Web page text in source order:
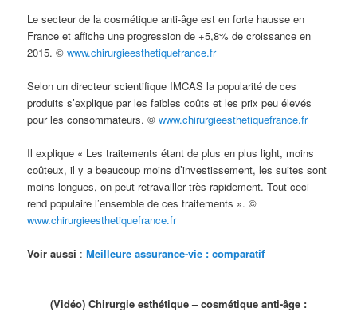
Le secteur de la cosmétique anti-âge est en forte hausse en
France et affiche une progression de +5,8% de croissance en
2015. ©www.chirurgieesthetiquefrance.fr
Selon un directeur scientifique IMCAS la popularité de ces
produits s’explique par les faibles coûts et les prix peu élevés
pour les consommateurs. ©www.chirurgieesthetiquefrance.fr
Il explique « Les traitements étant de plus en plus light, moins
coûteux, il y a beaucoup moins d’investissement, les suites sont
moins longues, on peut retravailler très rapidement. Tout ceci
rend populaire l’ensemble de ces traitements ». ©
www.chirurgieesthetiquefrance.fr
Voir aussi :Meilleure assurance-vie : comparatif
(Vidéo) Chirurgie esthétique – cosmétique anti-âge :